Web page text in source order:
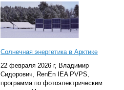
Солнечная энергетика в Арктике
22 февраля 2026 г, Владимир
Сидорович, RenEn IEA PVPS,
программа по фотоэлектрическим